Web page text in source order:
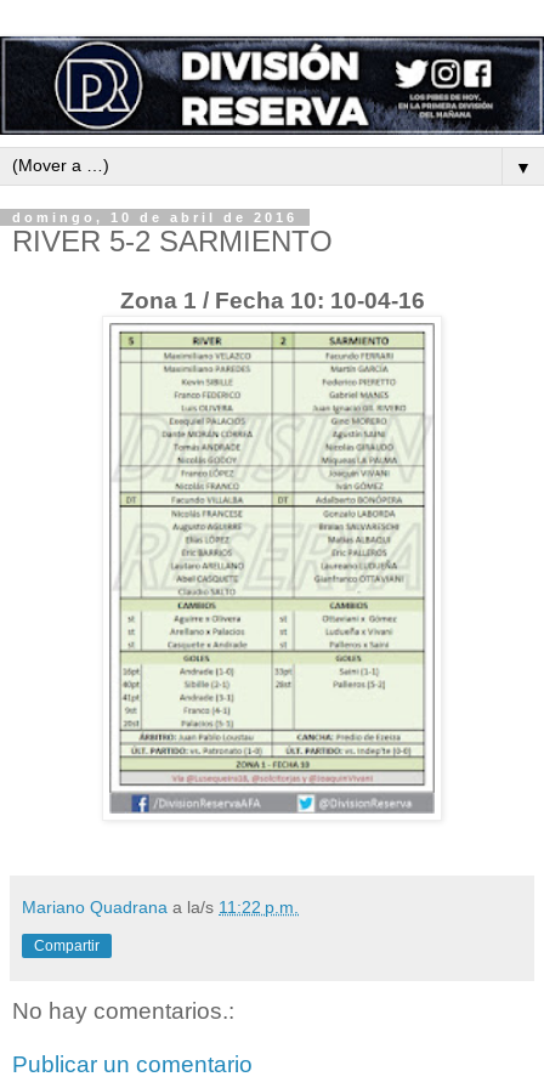
▼
domingo, 10 de abril de 2016
RIVER 5-2 SARMIENTO
Zona 1 / Fecha 10: 10-04-16
Mariano Quadrana a la/s 11:22 p.m.
Compartir
No hay comentarios.:
Publicar un comentario